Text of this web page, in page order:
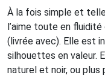
À la fois simple et
l’aime toute en
(livrée avec). Elle est
silhouettes en valeur.
naturel et noir, ou